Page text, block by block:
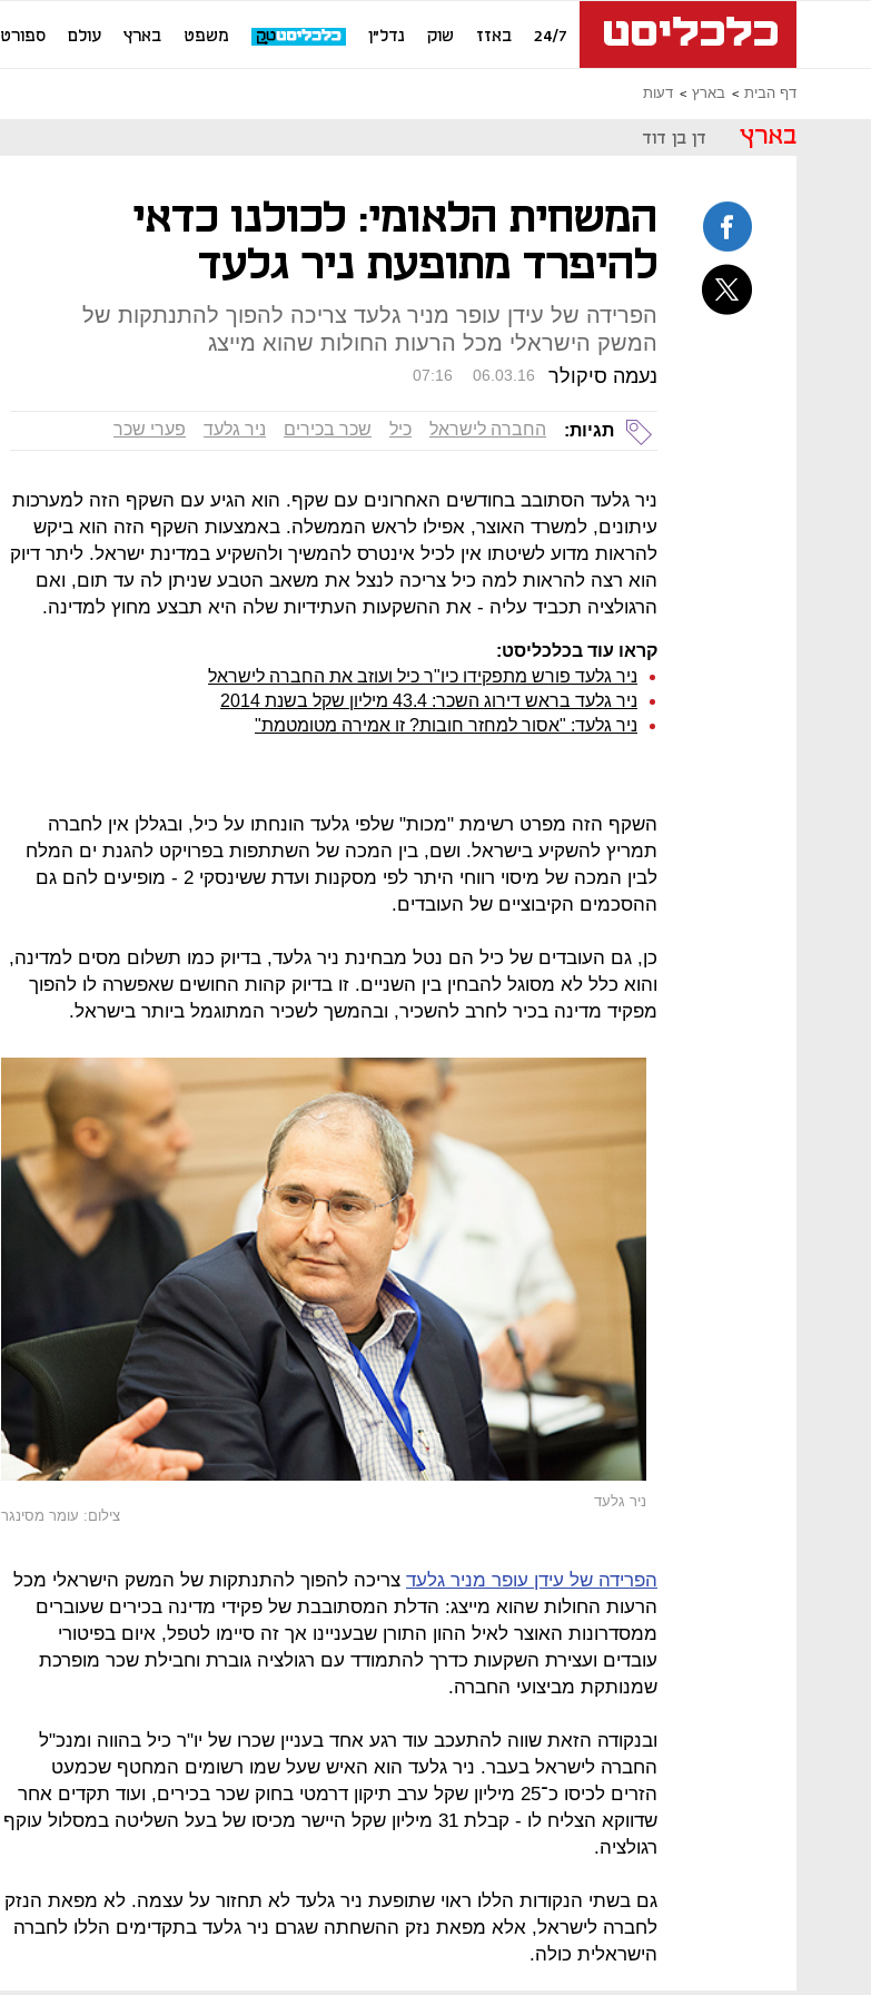
24/7 באזז שוק נדל"ן משפט בארץ עולם ספורט
דף הבית בארץ דעות
בארץ דן בן דוד
המשחית הלאומי: לכולנו כדאי
להיפרד מתופעת ניר גלעד
הפרידה של עידן עופר מניר גלעד צריכה להפוך להתנתקות של
המשק הישראלי מכל הרעות החולות שהוא מייצג
נעמה סיקולר 07:16 06.03.16
תגיות: החברה לישראל כיל שכר בכירים ניר גלעד פערי שכר
ניר גלעד הסתובב בחודשים האחרונים עם שקף. הוא הגיע עם השקף הזה למערכות
עיתונים, למשרד האוצר, אפילו לראש הממשלה. באמצעות השקף הזה הוא ביקש
להראות מדוע לשיטתו אין לכיל אינטרס להמשיך ולהשקיע במדינת ישראל. ליתר דיוק
הוא רצה להראות למה כיל צריכה לנצל את משאב הטבע שניתן לה עד תום, ואם
הרגולציה תכביד עליה - את ההשקעות העתידיות שלה היא תבצע מחוץ למדינה.
קראו עוד בכלכליסט:
ניר גלעד פורש מתפקידו כיו"ר כיל ועוזב את החברה לישראל
ניר גלעד בראש דירוג השכר: 43.4 מיליון שקל בשנת 2014
ניר גלעד: "אסור למחזר חובות? זו אמירה מטומטמת"
השקף הזה מפרט רשימת "מכות" שלפי גלעד הונחתו על כיל, ובגללן אין לחברה
תמריץ להשקיע בישראל. ושם, בין המכה של השתתפות בפרויקט להגנת ים המלח
לבין המכה של מיסוי רווחי היתר לפי מסקנות ועדת ששינסקי 2 - מופיעים להם גם
ההסכמים הקיבוציים של העובדים.
כן, גם העובדים של כיל הם נטל מבחינת ניר גלעד, בדיוק כמו תשלום מסים למדינה,
והוא כלל לא מסוגל להבחין בין השניים. זו בדיוק קהות החושים שאפשרה לו להפוך
מפקיד מדינה בכיר לחרב להשכיר, ובהמשך לשכיר המתוגמל ביותר בישראל.
ניר גלעד
צילום: עומר מסינגר
הפרידה של עידן עופר מניר גלעד צריכה להפוך להתנתקות של המשק הישראלי מכל
הרעות החולות שהוא מייצג: הדלת המסתובבת של פקידי מדינה בכירים שעוברים
ממסדרונות האוצר לאיל ההון התורן שבעניינו אך זה סיימו לטפל, איום בפיטורי
עובדים ועצירת השקעות כדרך להתמודד עם רגולציה גוברת וחבילת שכר מופרכת
שמנותקת מביצועי החברה.
ובנקודה הזאת שווה להתעכב עוד רגע אחד בעניין שכרו של יו"ר כיל בהווה ומנכ"ל
החברה לישראל בעבר. ניר גלעד הוא האיש שעל שמו רשומים המחטף שכמעט
הזרים לכיסו כ־25 מיליון שקל ערב תיקון דרמטי בחוק שכר בכירים, ועוד תקדים אחר
שדווקא הצליח לו - קבלת 31 מיליון שקל היישר מכיסו של בעל השליטה במסלול עוקף
רגולציה.
גם בשתי הנקודות הללו ראוי שתופעת ניר גלעד לא תחזור על עצמה. לא מפאת הנזק
לחברה לישראל, אלא מפאת נזק ההשחתה שגרם ניר גלעד בתקדימים הללו לחברה
הישראלית כולה.